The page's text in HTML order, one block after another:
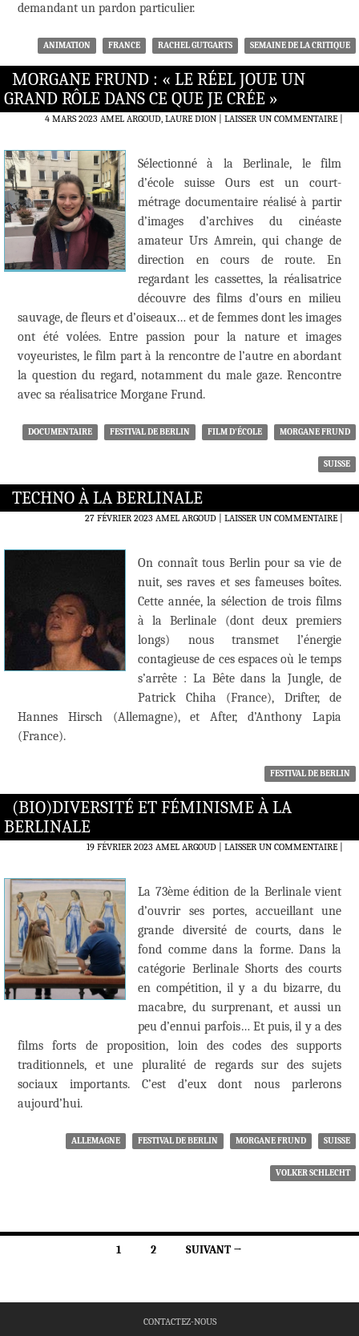
demandant un pardon particulier.
ANIMATION FRANCE RACHEL GUTGARTS SEMAINE DE LA CRITIQUE
MORGANE FRUND : « LE RÉEL JOUE UN
GRAND RÔLE DANS CE QUE JE CRÉE »
4 MARS 2023 AMEL ARGOUD, LAURE DION LAISSER UN COMMENTAIRE|
Sélectionné à la Berlinale, le film
d’école suisse Ours est un court-
métrage documentaire réalisé à partir
d’images d’archives du cinéaste
amateur Urs Amrein, qui change de
direction en cours de route. En
regardant les cassettes, la réalisatrice
découvre des films d’ours en milieu
sauvage, de fleurs et d’oiseaux… et de femmes dont les images
ont été volées. Entre passion pour la nature et images
voyeuristes, le film part à la rencontre de l’autre en abordant
la question du regard, notamment du male gaze. Rencontre
avec sa réalisatrice Morgane Frund.
DOCUMENTAIRE FESTIVAL DE BERLIN FILM D'ÉCOLE MORGANE FRUND
SUISSE
TECHNO À LA BERLINALE
27 FÉVRIER 2023 AMEL ARGOUD LAISSER UN COMMENTAIRE|
On connaît tous Berlin pour sa vie de
nuit, ses raves et ses fameuses boîtes.
Cette année, la sélection de trois films
à la Berlinale (dont deux premiers
longs) nous transmet l’énergie
contagieuse de ces espaces où le temps
s’arrête : La Bête dans la Jungle, de
Patrick Chiha (France), Drifter, de
Hannes Hirsch (Allemagne), et After, d’Anthony Lapia
(France).
FESTIVAL DE BERLIN
(BIO)DIVERSITÉ ET FÉMINISME À LA
BERLINALE
19 FÉVRIER 2023 AMEL ARGOUD LAISSER UN COMMENTAIRE|
La 73ème édition de la Berlinale vient
d’ouvrir ses portes, accueillant une
grande diversité de courts, dans le
fond comme dans la forme. Dans la
catégorie Berlinale Shorts des courts
en compétition, il y a du bizarre, du
macabre, du surprenant, et aussi un
peu d’ennui parfois… Et puis, il y a des
films forts de proposition, loin des codes des supports
traditionnels, et une pluralité de regards sur des sujets
sociaux importants. C’est d’eux dont nous parlerons
aujourd’hui.
ALLEMAGNE FESTIVAL DE BERLIN MORGANE FRUND SUISSE
VOLKER SCHLECHT
1 2 SUIVANT →
CONTACTEZ-NOUS